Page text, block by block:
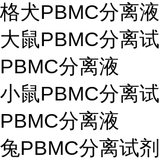
格犬PBMC分离液
大鼠PBMC分离
PBMC分离液
小鼠PBMC分离
PBMC分离液
兔PBMC分离试